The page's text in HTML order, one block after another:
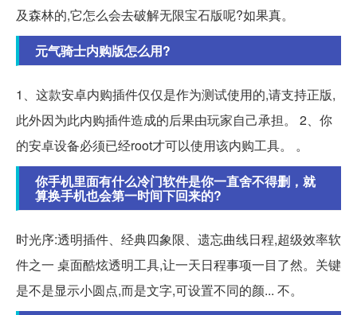
及森林的,它怎么会去破解无限宝石版呢?如果真。
元气骑士内购版怎么用?
1、这款安卓内购插件仅仅是作为测试使用的,请支持正版,
此外因为此内购插件造成的后果由玩家自己承担。 2、你
的安卓设备必须已经root才可以使用该内购工具。 。
你手机里面有什么冷门软件是你一直舍不得删，就
算换手机也会第一时间下回来的?
时光序:透明插件、经典四象限、遗忘曲线日程,超级效率软
件之一 桌面酷炫透明工具,让一天日程事项一目了然。关键
是不是显示小圆点,而是文字,可设置不同的颜... 不。